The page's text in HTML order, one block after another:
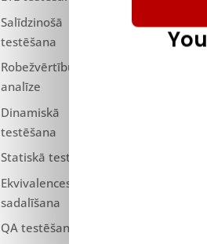
Salīdzinošā
testēšana
Robežvērtību
analīze
Dinamiskā
testēšana
Statiskā testēšana
Ekvivalences klases
sadalīšana
QA testēšana